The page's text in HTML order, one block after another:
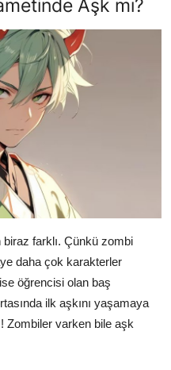
Aşk mı?
farklı. Çünkü zombi
daha çok karakterler
öğrencisi olan baş
ilk aşkını yaşamaya
Zombiler varken bile aşk